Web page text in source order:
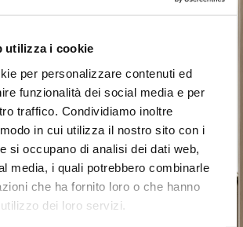
utilizza i cookie
per personalizzare contenuti ed
funzionalità dei social media e per
traffico. Condividiamo inoltre
in cui utilizza il nostro sito con i
si occupano di analisi dei dati web,
media, i quali potrebbero combinarle
che ha fornito loro o che hanno
dei loro servizi.